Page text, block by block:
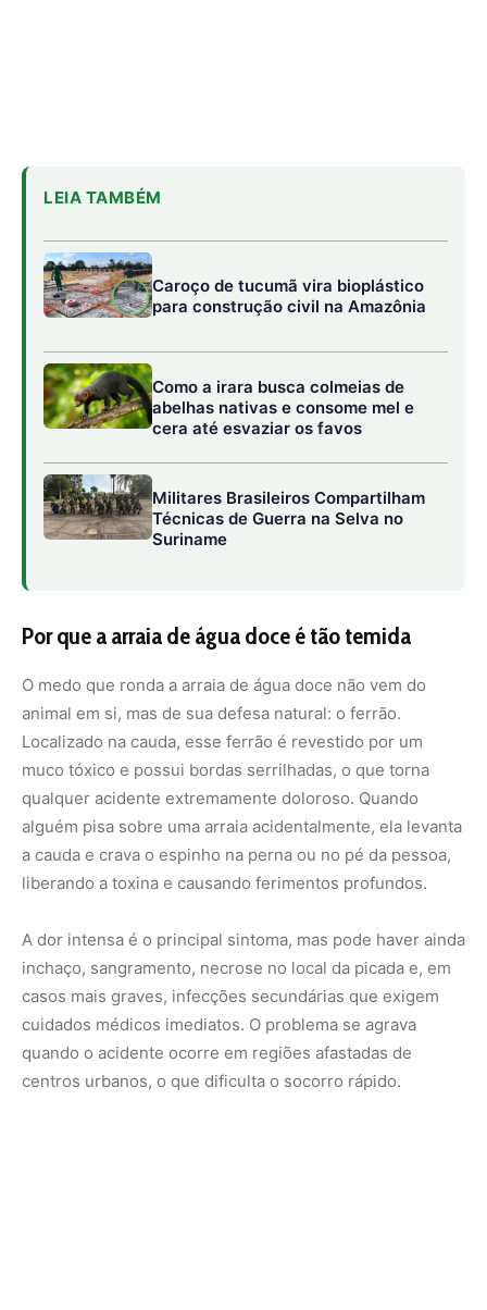
Por que a arraia de água doce é tão temida
animal em si, mas de sua defesa natural: o ferrão.
Localizado na cauda, esse ferrão é revestido por um
muco tóxico e possui bordas serrilhadas, o que torna
qualquer acidente extremamente doloroso. Quando
alguém pisa sobre uma arraia acidentalmente, ela levanta
a cauda e crava o espinho na perna ou no pé da pessoa,
liberando a toxina e causando ferimentos profundos.
A dor intensa é o principal sintoma, mas pode haver ainda
casos mais graves, infecções secundárias que exigem
quando o acidente ocorre em regiões afastadas de
centros urbanos, o que dificulta o socorro rápido.